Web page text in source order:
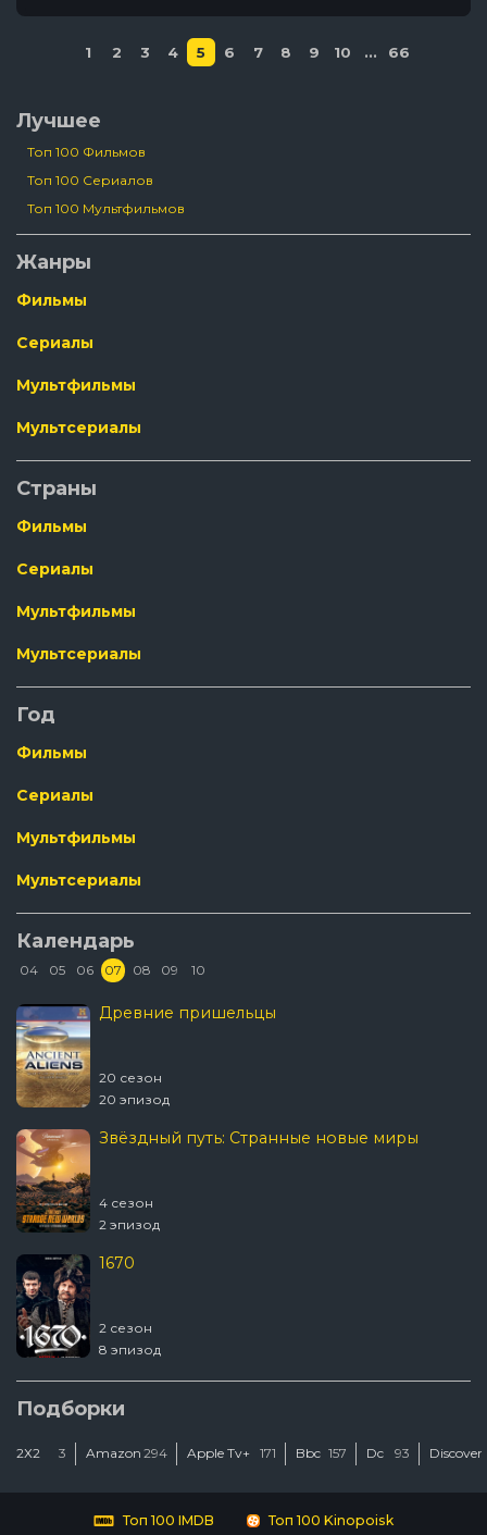
1 2 3 4 5 6 7 8 9 10 ... 66
Лучшее
Топ 100 Фильмов
Топ 100 Сериалов
Топ 100 Мультфильмов
Жанры
Фильмы
Сериалы
Мультфильмы
Мультсериалы
Страны
Фильмы
Сериалы
Мультфильмы
Мультсериалы
Год
Фильмы
Сериалы
Мультфильмы
Мультсериалы
Календарь
04 05 06 07 08 09 10
Древние пришельцы
20 сезон
20 эпизод
Звёздный путь: Странные новые миры
4 сезон
2 эпизод
1670
2 сезон
8 эпизод
Подборки
2Х2 3 Amazon 294 Apple Tv+ 171 Bbc 157 Dc 93
Топ 100 IMDB Топ 100 Kinopoisk